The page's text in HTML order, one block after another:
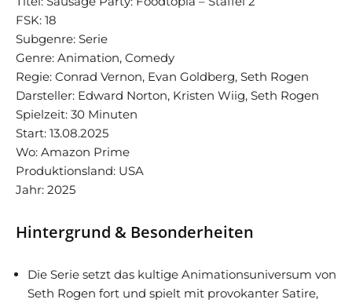
FSK: 18
Subgenre: Serie
Genre: Animation, Comedy
Regie: Conrad Vernon, Evan Goldberg, Seth Rogen
Darsteller: Edward Norton, Kristen Wiig, Seth Rogen
Spielzeit: 30 Minuten
Start: 13.08.2025
Wo: Amazon Prime
Produktionsland: USA
Jahr: 2025
Hintergrund & Besonderheiten
Die Serie setzt das kultige Animationsuniversum von
Seth Rogen fort und spielt mit provokanter Satire,